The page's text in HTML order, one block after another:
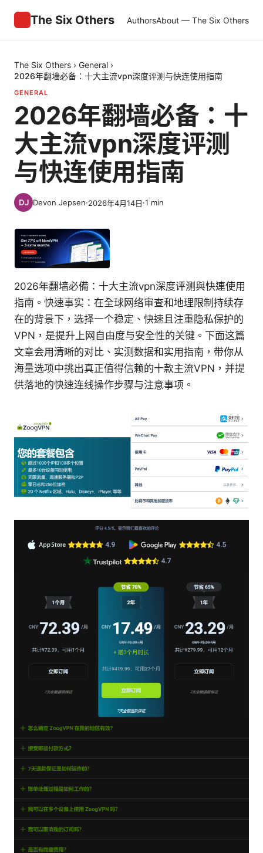
The Six Others AuthorsAbout — The Six Others
The Six Others › General ›
2026年翻墙必备：十大主流vpn深度评测与快连使用指南
GENERAL
2026年翻墙必备：十
大主流vpn深度评测
与快连使用指南
Devon Jepsen·2026年4月14日·1 min
2026年翻墙必備：十大主流vpn深度评测與快連使用
指南。快速事实：在全球网络审查和地理限制持续存
在的背景下，选择一个稳定、快速且注重隐私保护的
VPN，是提升上网自由度与安全性的关键。下面这篇
文章会用清晰的对比、实测数据和实用指南，带你从
海量选项中挑出真正值得信赖的十款主流VPN，并提
供落地的快速连线操作步骤与注意事项。